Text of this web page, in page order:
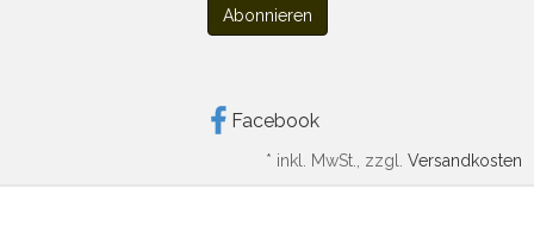
Abonnieren
Facebook
* inkl. MwSt., zzgl. Versandkosten